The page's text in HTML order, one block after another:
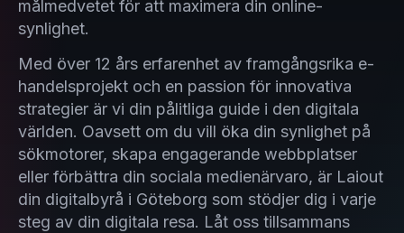
målmedvetet för att maximera din online-
synlighet.
Med över 12 års erfarenhet av framgångsrika e-
handelsprojekt och en passion för innovativa
strategier är vi din pålitliga guide i den digitala
världen. Oavsett om du vill öka din synlighet på
sökmotorer, skapa engagerande webbplatser
eller förbättra din sociala medienärvaro, är Laiout
din digitalbyrå i Göteborg som stödjer dig i varje
steg av din digitala resa. Låt oss tillsammans